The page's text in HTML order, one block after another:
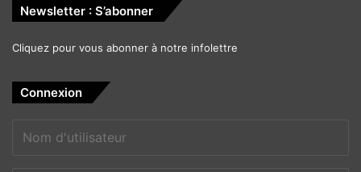
Newsletter : S’abonner
Cliquez pour vous abonner à notre infolettre
Connexion